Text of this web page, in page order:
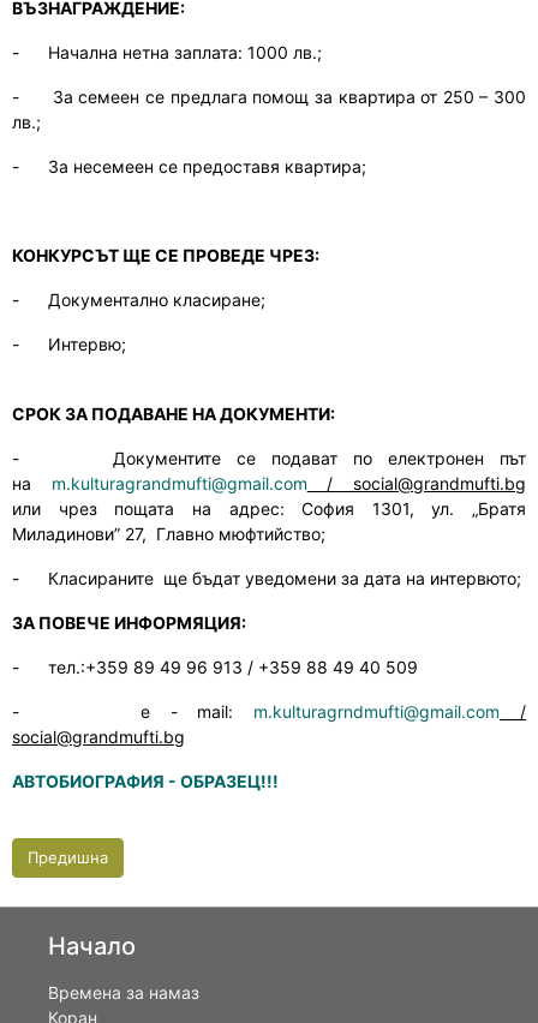
ВЪЗНАГРАЖДЕНИЕ:
- Начална нетна заплата: 1000 лв.;
-
За семеен се предлага помощ за квартира от 250 – 300
лв.;
- За несемеен се предоставя квартира;
КОНКУРСЪТ ЩЕ СЕ ПРОВЕДЕ ЧРЕЗ:
- Документално класиране;
- Интервю;
СРОК ЗА ПОДАВАНЕ НА ДОКУМЕНТИ:
-
Документите се подават по електронен път
на m.kulturagrandmufti@gmail.com /social@grandmufti.bg
или чрез пощата на адрес: София 1301, ул. „Братя
Миладинови” 27, Главно мюфтийство;
- Класираните ще бъдат уведомени за дата на интервюто;
ЗА ПОВЕЧЕ ИНФОРМЯЦИЯ:
- тел.:+359 89 49 96 913 / +359 88 49 40 509
- е - mail: m.kulturagrndmufti@gmail.com /
social@grandmufti.bg
АВТОБИОГРАФИЯ - ОБРАЗЕЦ!!!
Предишна
Начало
Времена за намаз
Коран